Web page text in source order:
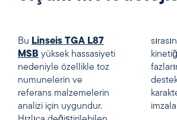
Bu Linseis TGA L87
MSB yüksek hassasiyeti
nedeniyle özellikle toz
numunelerin ve
referans malzemelerin
analizi için uygundur.